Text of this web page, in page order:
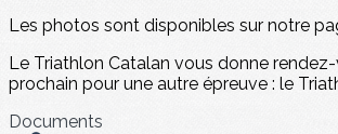
Les photos sont disponibles sur notre
Le Triathlon Catalan vous donne
prochain pour une autre épreuve : le
Documents